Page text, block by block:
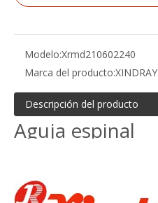
Modelo:Xrmd210602240
Marca del producto:XINDRAY
Descripción del producto
Aguja espinal